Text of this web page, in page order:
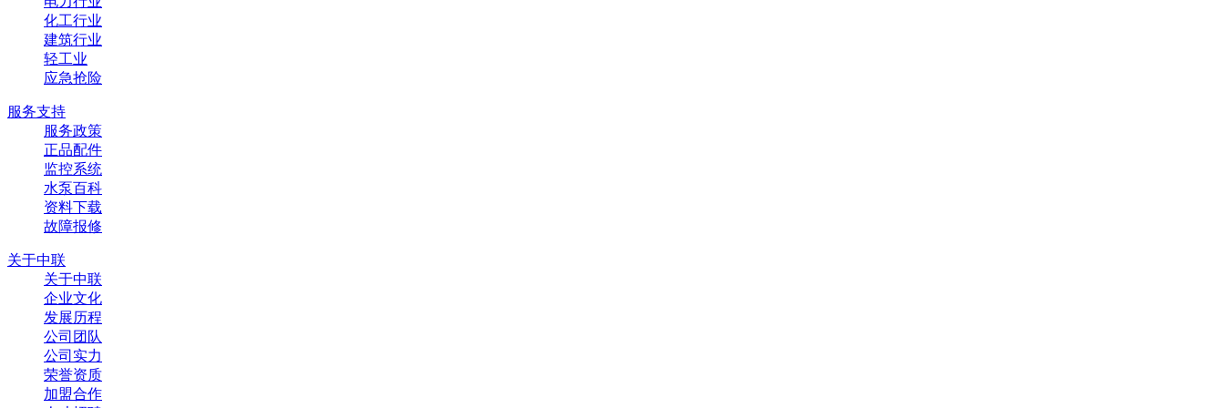
化工行业
建筑行业
轻工业
应急抢险
服务支持
服务政策
正品配件
监控系统
水泵百科
资料下载
故障报修
关于中联
关于中联
企业文化
发展历程
公司团队
公司实力
荣誉资质
加盟合作